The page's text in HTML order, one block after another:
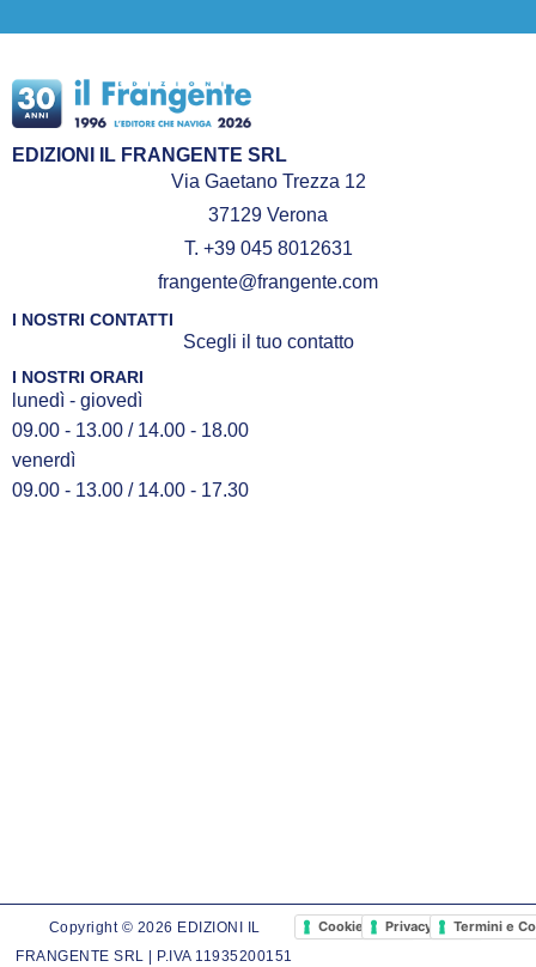
EDIZIONI IL FRANGENTE SRL
Via Gaetano Trezza 12
37129 Verona
T. +39 045 8012631
frangente@frangente.com
I NOSTRI CONTATTI
Scegli il tuo contatto
I NOSTRI ORARI
lunedì - giovedì
09.00 - 13.00 / 14.00 - 18.00
venerdì
09.00 - 13.00 / 14.00 - 17.30
Copyright © 2026 EDIZIONI IL
FRANGENTE SRL | P.IVA 11935200151
Cookie PolicyPrivacy PolicyTermini e